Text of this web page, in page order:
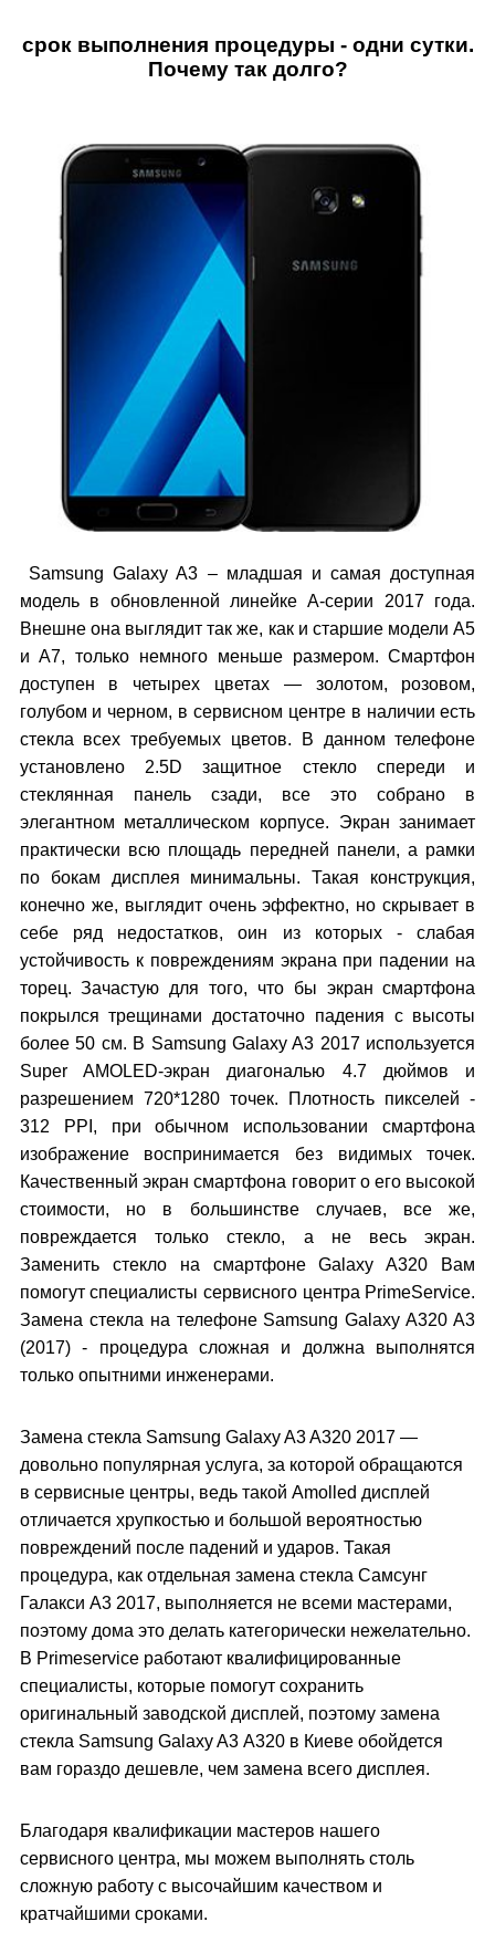
срок выполнения процедуры - одни сутки.
Почему так долго?
Samsung Galaxy A3 – младшая и самая доступная
модель в обновленной линейке A-серии 2017 года.
Внешне она выглядит так же, как и старшие модели A5
и A7, только немного меньше размером. Смартфон
доступен в четырех цветах — золотом, розовом,
голубом и черном, в сервисном центре в наличии есть
стекла всех требуемых цветов. В данном телефоне
установлено 2.5D защитное стекло спереди и
стеклянная панель сзади, все это собрано в
элегантном металлическом корпусе. Экран занимает
практически всю площадь передней панели, а рамки
по бокам дисплея минимальны. Такая конструкция,
конечно же, выглядит очень эффектно, но скрывает в
себе ряд недостатков, оин из которых - слабая
устойчивость к повреждениям экрана при падении на
торец. Зачастую для того, что бы экран смартфона
покрылся трещинами достаточно падения с высоты
более 50 см. В Samsung Galaxy A3 2017 используется
Super AMOLED-экран диагональю 4.7 дюймов и
разрешением 720*1280 точек. Плотность пикселей -
312 PPI, при обычном использовании смартфона
изображение воспринимается без видимых точек.
Качественный экран смартфона говорит о его высокой
стоимости, но в большинстве случаев, все же,
повреждается только стекло, а не весь экран.
Заменить стекло на смартфоне Galaxy A320 Вам
помогут специалисты сервисного центра PrimeService.
Замена стекла на телефоне Samsung Galaxy A320 A3
(2017) - процедура сложная и должна выполнятся
только опытними инженерами.
Замена стекла Samsung Galaxy A3 A320 2017 —
довольно популярная услуга, за которой обращаются
в сервисные центры, ведь такой Amolled дисплей
отличается хрупкостью и большой вероятностью
повреждений после падений и ударов. Такая
процедура, как отдельная замена стекла Самсунг
Галакси А3 2017, выполняется не всеми мастерами,
поэтому дома это делать категорически нежелательно.
В Primeservice работают квалифицированные
специалисты, которые помогут сохранить
оригинальный заводской дисплей, поэтому замена
стекла Samsung Galaxy A3 А320 в Киеве обойдется
вам гораздо дешевле, чем замена всего дисплея.
Благодаря квалификации мастеров нашего
сервисного центра, мы можем выполнять столь
сложную работу с высочайшим качеством и
кратчайшими сроками.